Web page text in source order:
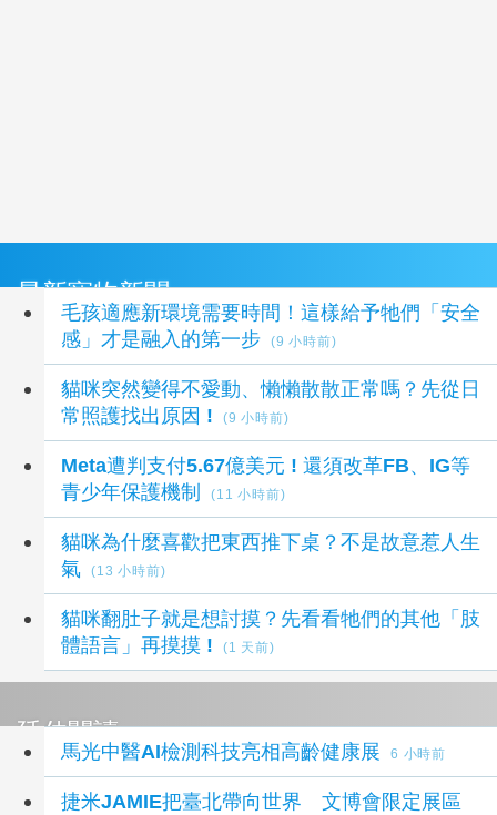
最新寵物新聞
毛孩適應新環境需要時間！這樣給予牠們「安全
感」才是融入的第一步
(9 小時前)
貓咪突然變得不愛動、懶懶散散正常嗎？先從日
常照護找出原因 !
(9 小時前)
Meta遭判支付5.67億美元 ! 還須改革FB、IG等
青少年保護機制
(11 小時前)
貓咪為什麼喜歡把東西推下桌？不是故意惹人生
氣
(13 小時前)
貓咪翻肚子就是想討摸？先看看牠們的其他「肢
體語言」再摸摸 !
(1 天前)
延伸閱讀
馬光中醫AI檢測科技亮相高齡健康展 6 小時前
捷米JAMIE把臺北帶向世界 文博會限定展區